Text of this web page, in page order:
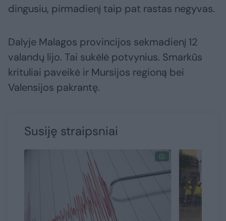
dingusiu, pirmadienį taip pat rastas negyvas.
Dalyje Malagos provincijos sekmadienį 12
valandų lijo. Tai sukėlė potvynius. Smarkūs
krituliai paveikė ir Mursijos regioną bei
Valensijos pakrantę.
Susiję straipsniai